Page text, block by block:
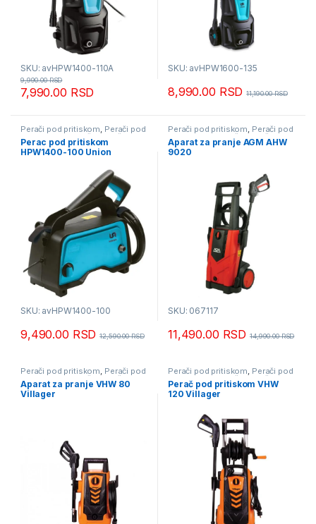
SKU: avHPW1400-110A
7,990.00 RSD
9,990.00RSD
SKU: avHPW1600-135
8,990.00 RSD 11,190.00RSD
Perači pod pritiskom, Perači pod
pritiskom usisivači i duvači
Perac pod pritiskom
HPW1400-100 Union
SKU: avHPW1400-100
9,490.00 RSD 12,590.00RSD
Perači pod pritiskom, Perači pod
pritiskom usisivači i duvači
Poslednji komadi
Aparat za pranje AGM AHW
9020
SKU: 067117
11,490.00 RSD 14,990.00RSD
Perači pod pritiskom Perači pod
pritiskom usisivači i duvači
Aparat za pranje VHW 80
Villager
Perači pod pritiskom Perači pod
pritiskom usisivači i duvači
Perač pod pritiskom VHW
120 Villager